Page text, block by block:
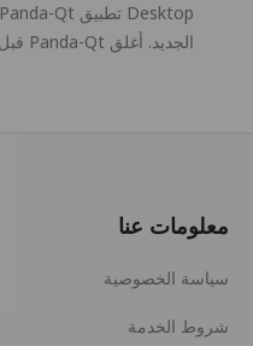
الجديد. أغلق Panda-Qt قبل بدء التثبيت.
معلومات عنا
سياسة الخصوصية
شروط الخدمة